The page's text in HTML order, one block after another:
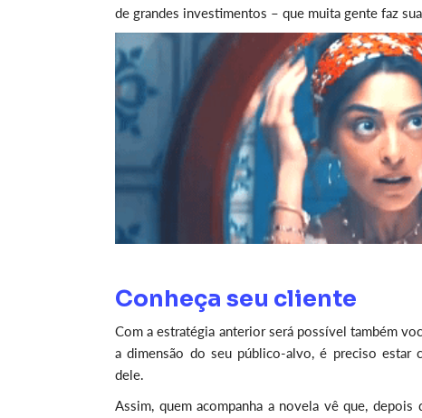
de grandes investimentos – que muita gente faz
Conheça seu cliente
Com a estratégia anterior será possível também
a dimensão do seu público-alvo, é preciso estar
dele.
Assim, quem acompanha a novela vê que,